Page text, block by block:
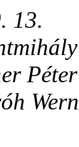
13.
Péter